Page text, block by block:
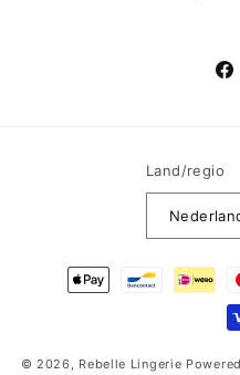
Land/regio
Betaalmethoden
© 2026, Rebelle Lingerie